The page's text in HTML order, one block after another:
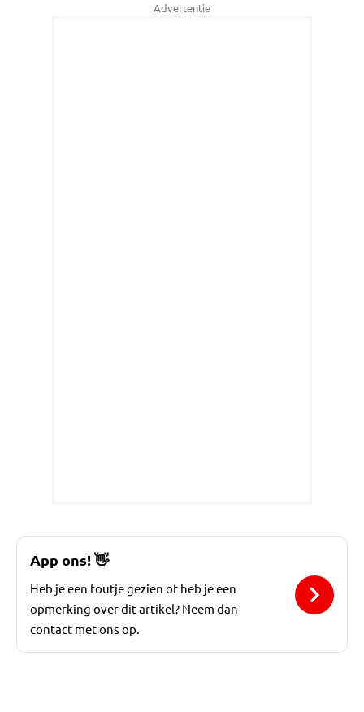
Advertentie
App ons!👋
Heb je een foutje gezien of heb je een
opmerking over dit artikel? Neem dan
contact met ons op.